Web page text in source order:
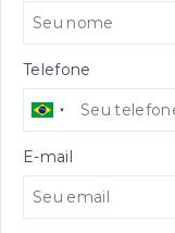
Telefone
E-mail